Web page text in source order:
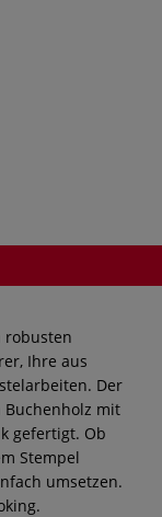
robusten
Ihre aus
Der
Buchenholz mit
gefertigt. Ob
Stempel
umsetzen.